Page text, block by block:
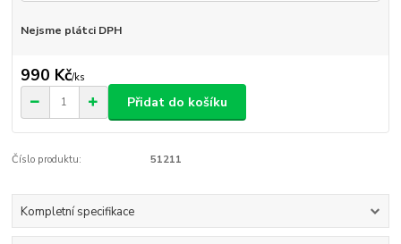
Nejsme plátci DPH
990 Kč/ks
Přidat do košíku
Číslo produktu: 51211
Kompletní specifikace